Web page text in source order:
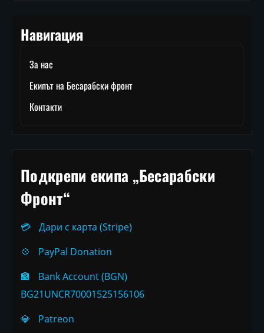
Навигация
За нас
Екипът на Бесарабски фронт
Контакти
Подкрепи екипа „Бесарабски
Фронт“
💳
Дари с карта (Stripe)
💠
PayPal Donation
🏦
Bank Account (BGN)
BG21UNCR70001525156106
💎
Patreon